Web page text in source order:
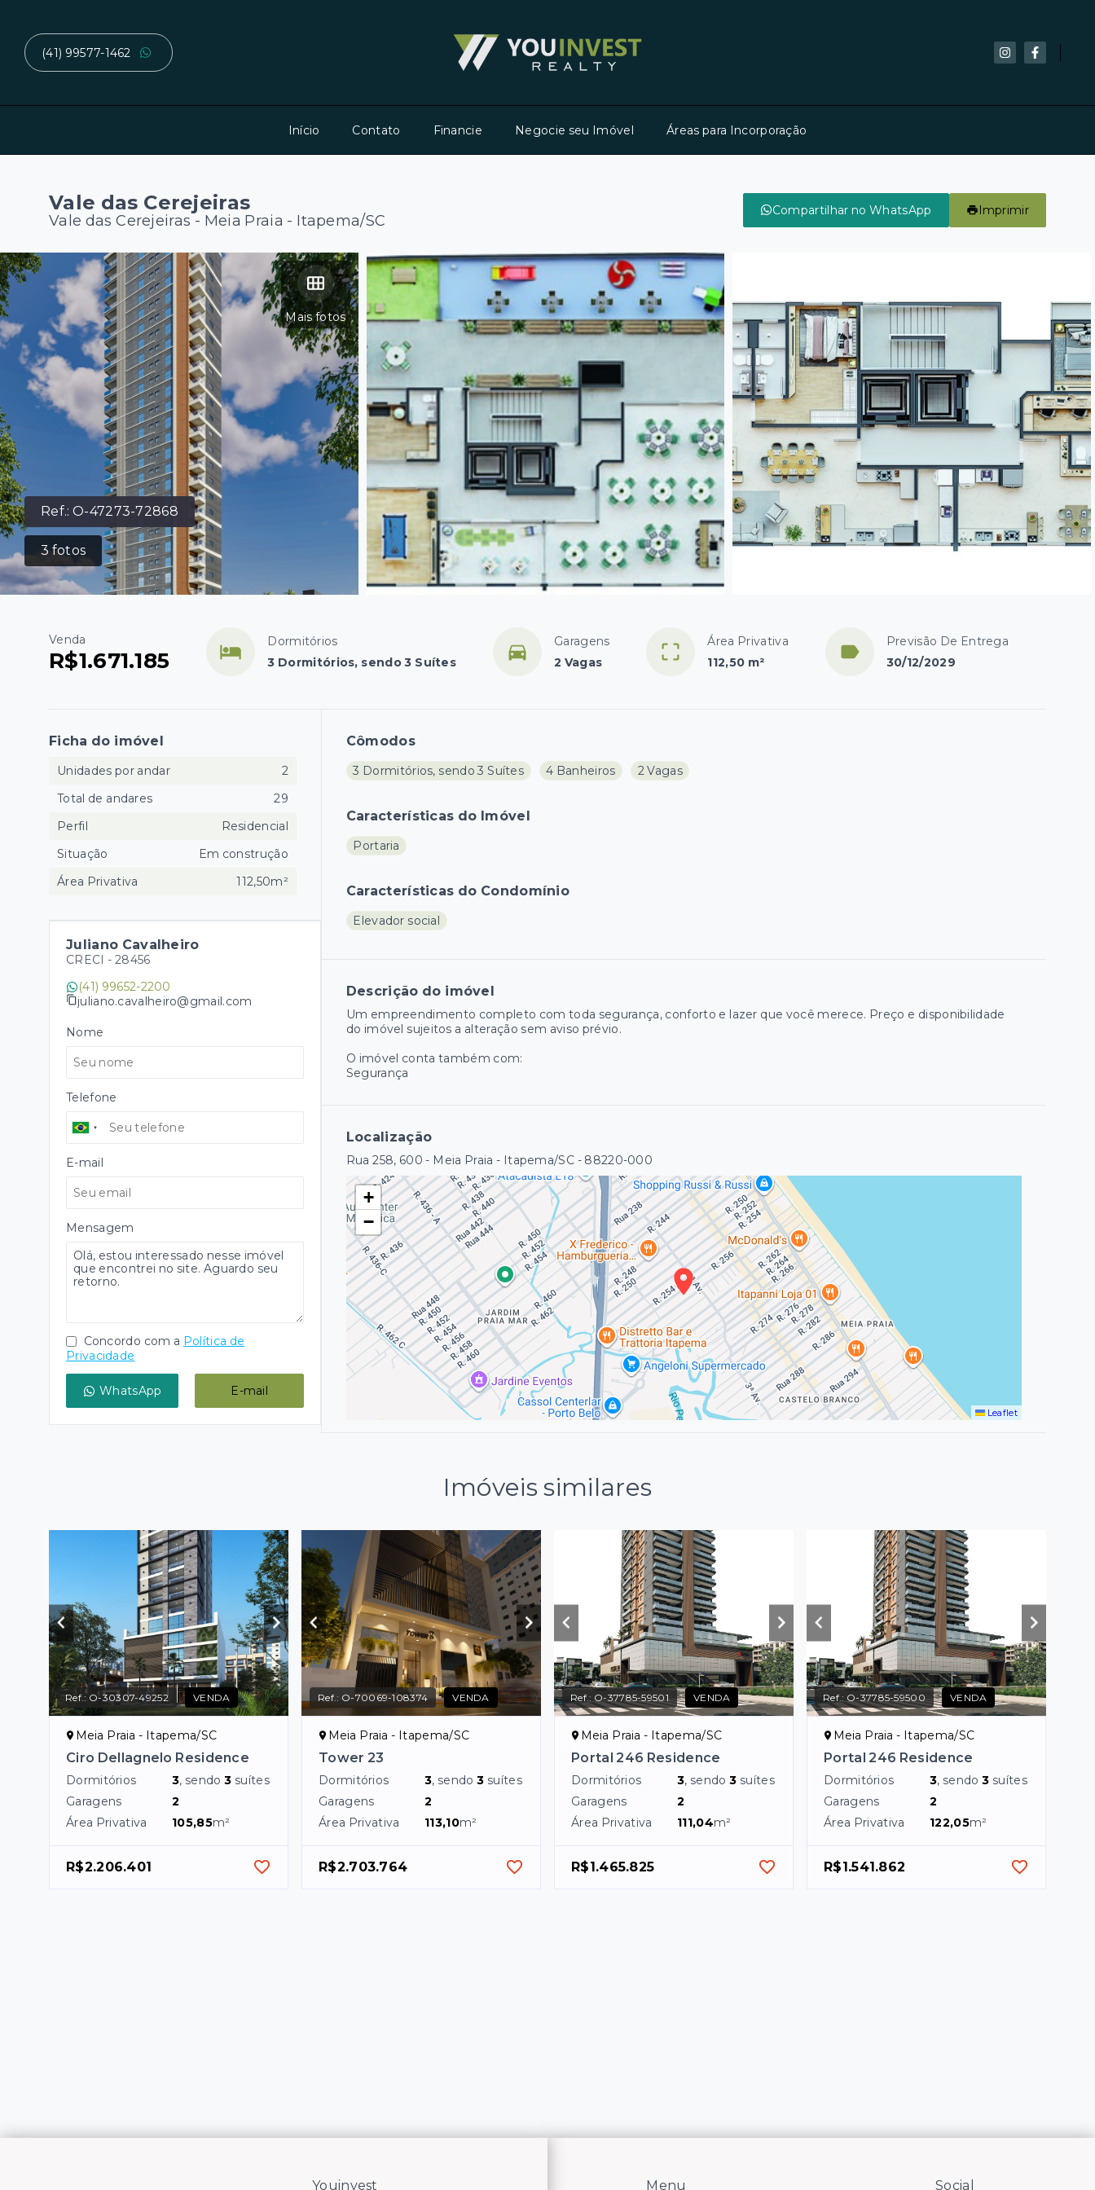
(41) 99577-1462
Início Contato Financie Negocie seu Imóvel Áreas para Incorporação
Vale das Cerejeiras
Vale das Cerejeiras - Meia Praia - Itapema/SC
Compartilhar no WhatsApp Imprimir
Ref.:O-47273-72868
3 fotos
Mais fotos
Venda
R$1.671.185
Dormitórios
3 Dormitórios, sendo 3 Suítes
Garagens
2 Vagas
Área Privativa
112,50 m²
Previsão De Entrega
30/12/2029
Cômodos
3 Dormitórios, sendo 3 Suítes 4 Banheiros 2 Vagas
Características do Imóvel
Portaria
Características do Condomínio
Elevador social
Descrição do imóvel
Um empreendimento completo com toda segurança, conforto e lazer que você merece. Preço e disponibilidade
do imóvel sujeitos a alteração sem aviso prévio.
O imóvel conta também com:
Segurança
Localização
Rua 258, 600 - Meia Praia - Itapema/SC - 88220-000
+
−
Leaflet
Ficha do imóvel
Unidades por andar
2
Total de andares
29
Perfil
Residencial
Situação
Em construção
Área Privativa
112,50m²
Juliano Cavalheiro
CRECI - 28456
(41) 99652-2200
juliano.cavalheiro@gmail.com
Nome
Telefone
E-mail
Mensagem
Concordo com a Política de
Privacidade
WhatsApp E-mail
Imóveis similares
Ref.:O-30307-49252 VENDA
Meia Praia - Itapema/SC
Ciro Dellagnelo Residence
Dormitórios 3, sendo3 suítes
Garagens
2
Área Privativa
105,85m²
R$2.206.401
Ref.: O-70069-108374 VENDA
Meia Praia - Itapema/SC
Tower 23
Dormitórios 3, sendo3 suítes
Garagens
2
Área Privativa
113,10m²
R$2.703.764
Ref.: O-37785-59501 VENDA
Meia Praia - Itapema/SC
Portal 246 Residence
Dormitórios 3, sendo3 suítes
Garagens
2
Área Privativa
111,04m²
R$1.465.825
Ref.: O-37785-59500 VENDA
Meia Praia - Itapema/SC
Portal 246 Residence
Dormitórios 3, sendo3 suítes
Garagens
2
Área Privativa
122,05m²
R$1.541.862
Menu Social
Youinvest